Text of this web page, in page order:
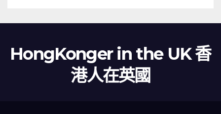
HongKonger in the UK 香
港人在英國